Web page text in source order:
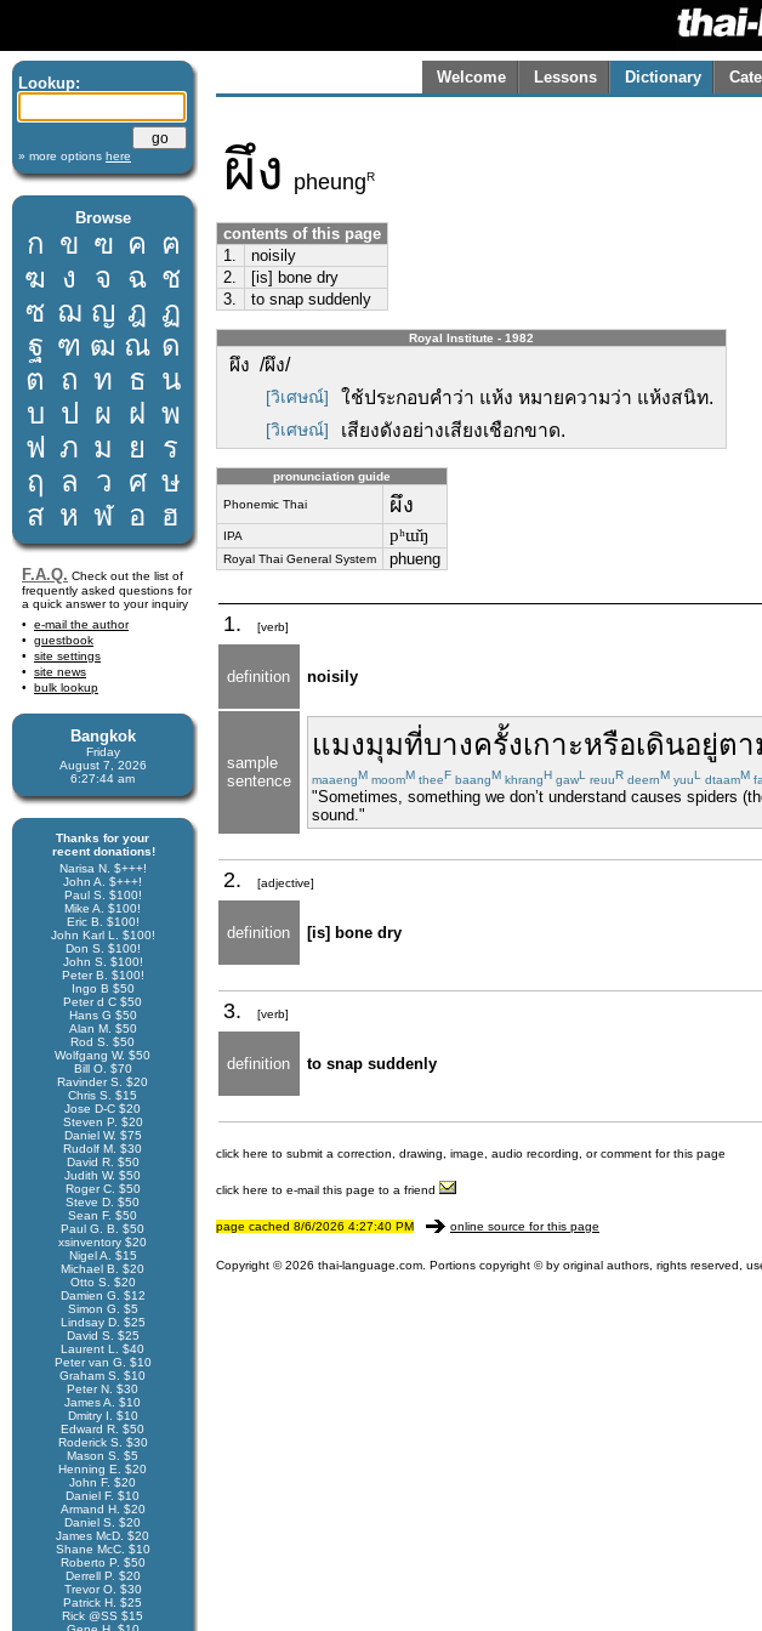
Lookup:
» more options here
Browse
ก ข ฃ ค ฅ
ฆ ง จ ฉ ช
ซ ฌ ญ ฎ ฏ
ฐ ฑ ฒ ณ ด
ต ถ ท ธ น
บ ป ผ ฝ พ
ฟ ภ ม ย
ร
ฤ
ล ว ศ ษ
ส ห ฬ อ ฮ
F.A.Q. Check out the list of
frequently asked questions for
a quick answer to your inquiry
e-mail the author
guestbook
site settings
site news
bulk lookup
Bangkok
Friday
August 7, 2026
6:27:44 am
Thanks for your
recent donations!
Narisa N. $+++!
John A. $+++!
Paul S. $100!
Mike A. $100!
Eric B. $100!
John Karl L. $100!
Don S. $100!
John S. $100!
Peter B. $100!
Ingo B $50
Peter d C $50
Hans G $50
Alan M. $50
Rod S. $50
Wolfgang W. $50
Bill O. $70
Ravinder S. $20
Chris S. $15
Jose D-C $20
Steven P. $20
Daniel W. $75
Rudolf M. $30
David R. $50
Judith W. $50
Roger C. $50
Steve D. $50
Sean F. $50
Paul G. B. $50
xsinventory $20
Nigel A. $15
Michael B. $20
Otto S. $20
Damien G. $12
Simon G. $5
Lindsay D. $25
David S. $25
Laurent L. $40
Peter van G. $10
Graham S. $10
Peter N. $30
James A. $10
Dmitry I. $10
Edward R. $50
Roderick S. $30
Mason S. $5
Henning E. $20
John F. $20
Daniel F. $10
Armand H. $20
Daniel S. $20
James McD. $20
Shane McC. $10
Roberto P. $50
Derrell P. $20
Trevor O. $30
Patrick H. $25
Rick @SS $15
Welcome Lessons Dictionary
ผึง pheungR
contents of this page
1.
noisily
2.
[is] bone dry
3.
to snap suddenly
Royal Institute - 1982
ผึง /ผึง/
[วิเศษณ์] ใช้ประกอบคำว่า แห้ง หมายความว่า แห้งสนิท.
[วิเศษณ์] เสียงดังอย่างเสียงเชือกขาด.
pronunciation guide
Phonemic Thai ผึง
IPA pʰɯ̌ŋ
Royal Thai General System phueng
1. [verb]
definition noisily
sample
sentence
แมงมุมที่บางครั้งเกาะหรือเดินอยู่ตา
maaengM moomM theeF baangM khrangH gawL reuuR deernM yuuL dtaamM
"Sometimes, something we don’t understand causes spiders
sound."
2. [adjective]
definition [is] bone dry
3. [verb]
definition to snap suddenly
click here to submit a correction, drawing, image, audio recording, or comment for this page
click here to e-mail this page to a friend
page cached 8/6/2026 4:27:40 PM online source for this page
Copyright © 2026 thai-language.com. Portions copyright © by original authors, rights reserved,